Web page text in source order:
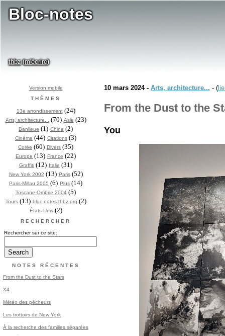
Bloc-notes
thbz(m'écrire)
Version mobile
THÈMES
13e arrondissement(24)
Arts, architecture... (70) Asie (23)
Banlieue (1) Chine (2)
Cinéma (44) Citations (3)
Corée (60) Divers (35)
Europe (13) France (22)
Graffiti (12) Italie (31)
New York 2002 (13) Paris(52)
Paris-Millau 2005 (6) Plus (14)
Toscane-Ombrie 2004 (5)
Tours(13) bloc-notes.thbz.org (2)
États-Unis(2)
RECHERCHER
Rechercher sur ce site:
NOTES RÉCENTES
From the Dust to the Stars
X4
Météo des pêcheurs
Les trottoirs de New York
À la recherche des familles séparées
10 mars 2024 - Arts, architecture... - (
From the Dust to the
You